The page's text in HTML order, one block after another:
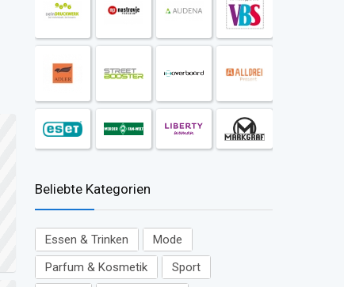
Beliebte Kategorien
Essen & Trinken
Mode
Parfum & Kosmetik
Sport